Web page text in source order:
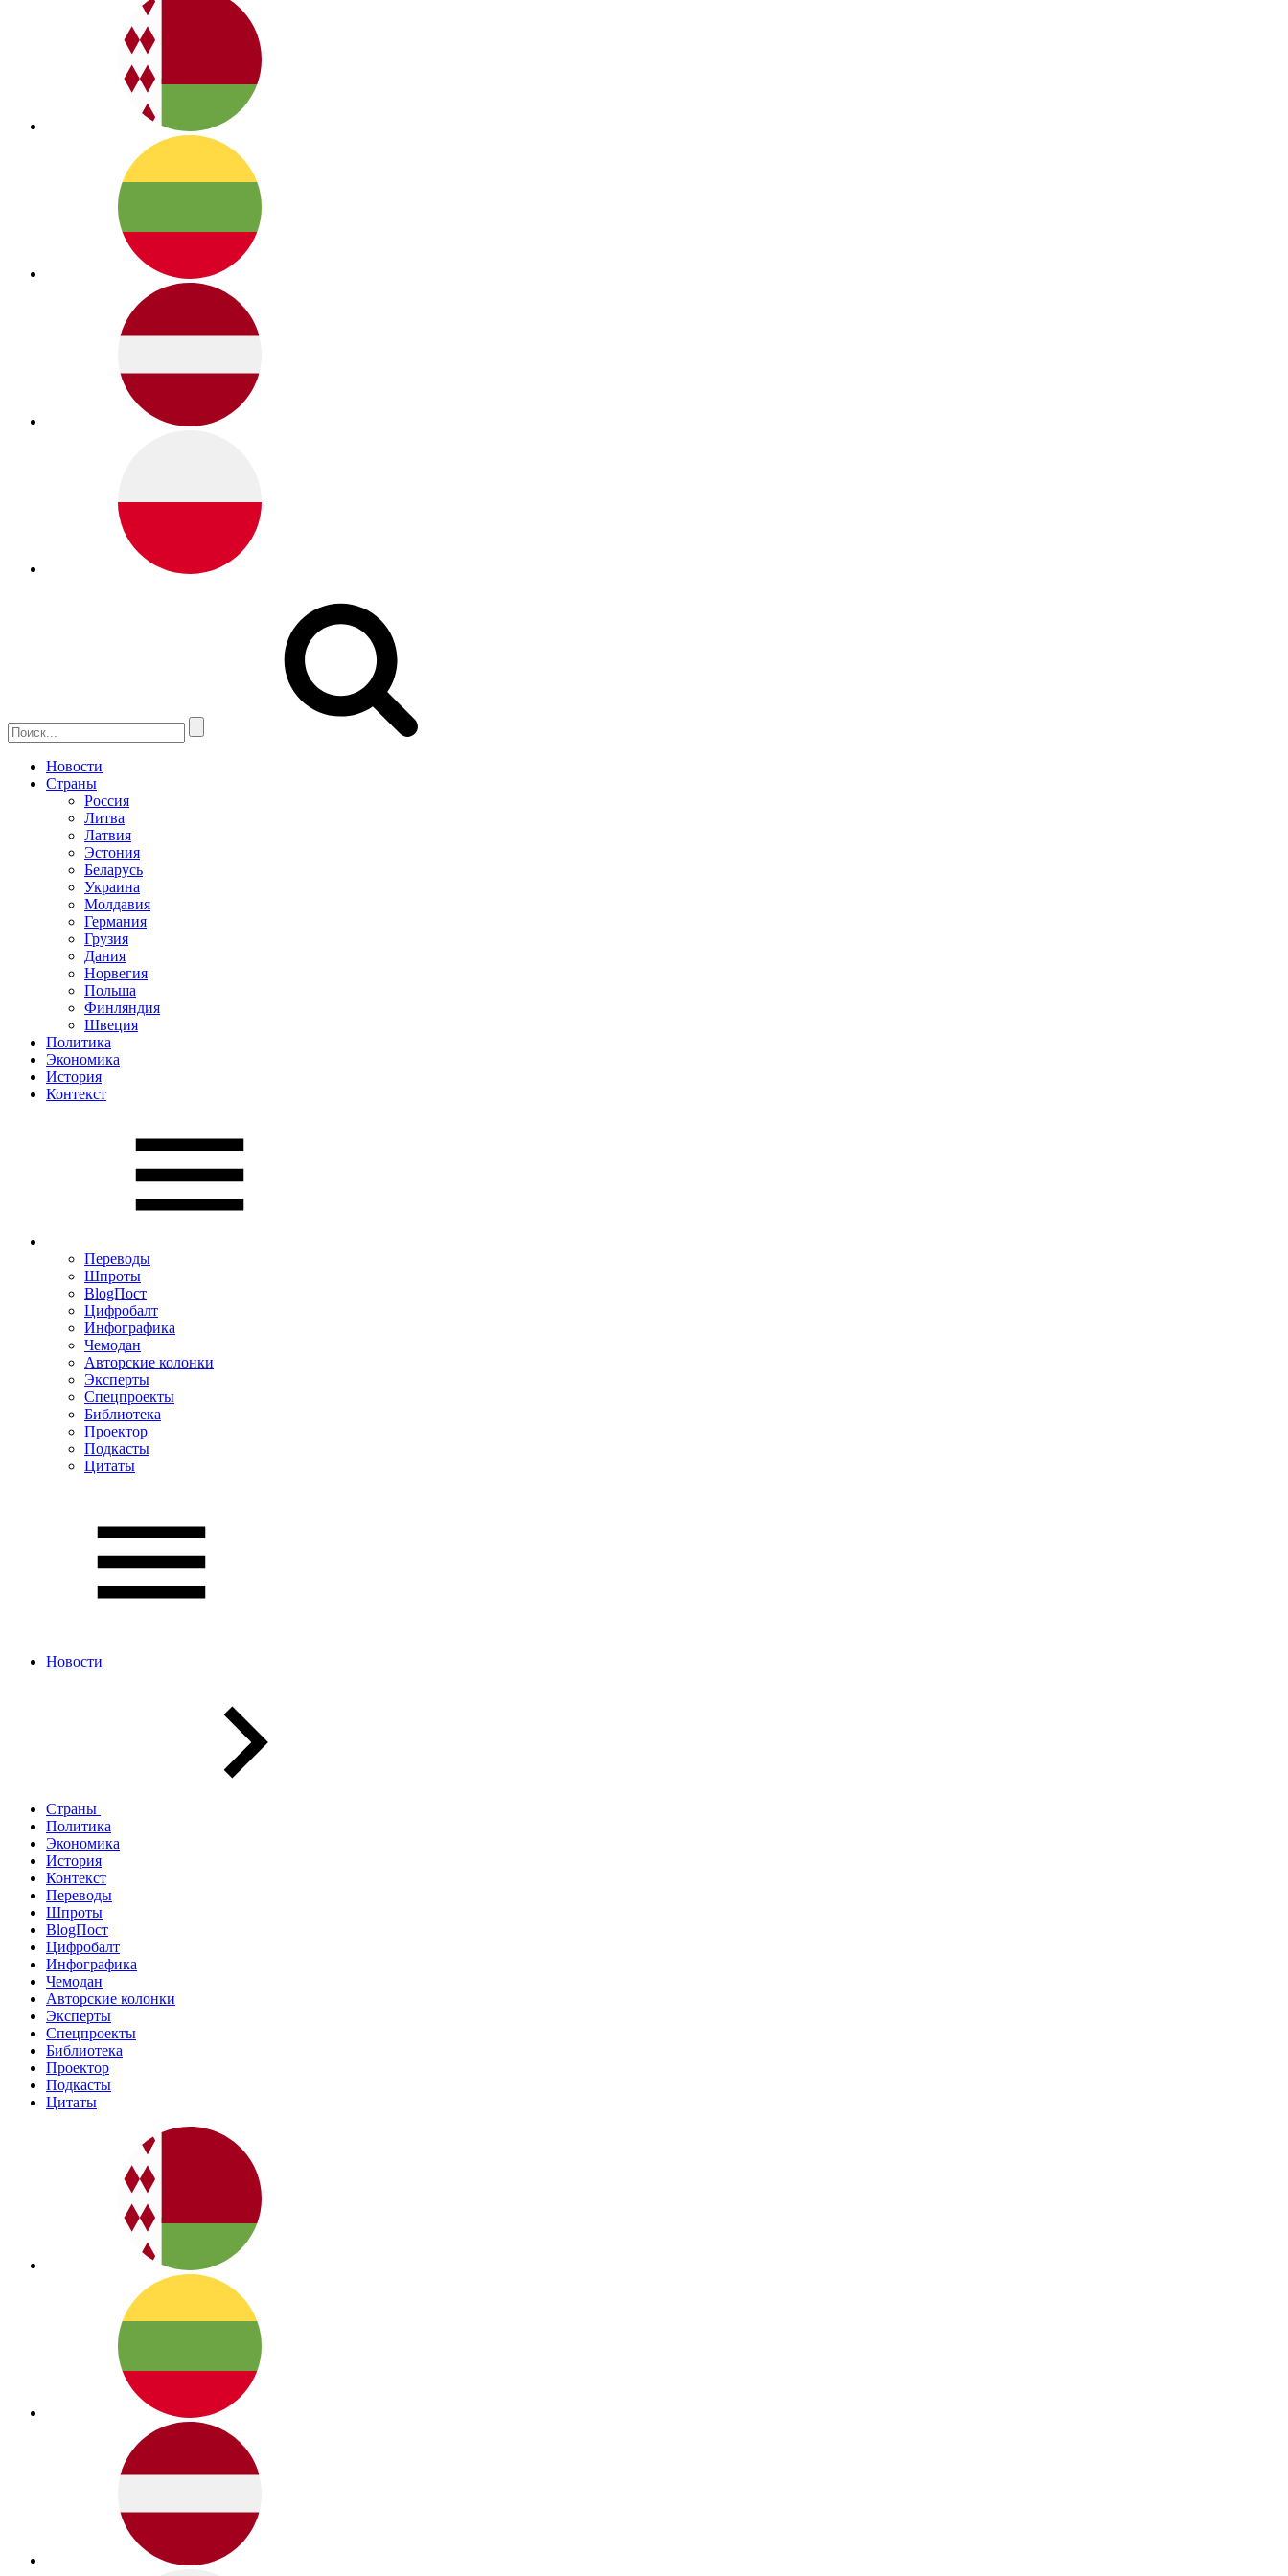
Новости
Страны
Россия
Литва
Латвия
Эстония
Беларусь
Украина
Молдавия
Германия
Грузия
Дания
Норвегия
Польша
Финляндия
Швеция
Политика
Экономика
История
Контекст
Переводы
Шпроты
BlogПост
Цифробалт
Инфографика
Чемодан
Авторские колонки
Эксперты
Спецпроекты
Библиотека
Проектор
Подкасты
Цитаты
Новости
Страны
Политика
Экономика
История
Контекст
Переводы
Шпроты
BlogПост
Цифробалт
Инфографика
Чемодан
Авторские колонки
Эксперты
Спецпроекты
Библиотека
Проектор
Подкасты
Цитаты